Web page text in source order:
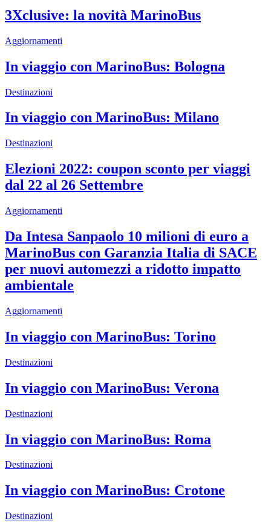
3Xclusive: la novità MarinoBus
Aggiornamenti
In viaggio con MarinoBus: Bologna
Destinazioni
In viaggio con MarinoBus: Milano
Destinazioni
Elezioni 2022: coupon sconto per viaggi
dal 22 al 26 Settembre
Aggiornamenti
Da Intesa Sanpaolo 10 milioni di euro a
MarinoBus con Garanzia Italia di SACE
per nuovi automezzi a ridotto impatto
ambientale
Aggiornamenti
In viaggio con MarinoBus: Torino
Destinazioni
In viaggio con MarinoBus: Verona
Destinazioni
In viaggio con MarinoBus: Roma
Destinazioni
In viaggio con MarinoBus: Crotone
Destinazioni